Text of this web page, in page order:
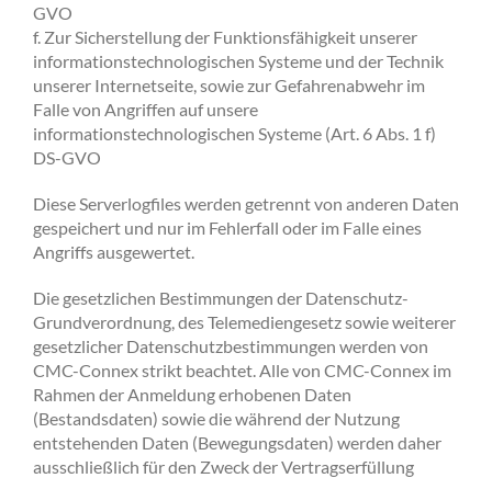
GVO
f. Zur Sicherstellung der Funktionsfähigkeit unserer
informationstechnologischen Systeme und der Technik
unserer Internetseite, sowie zur Gefahrenabwehr im
Falle von Angriffen auf unsere
informationstechnologischen Systeme (Art. 6 Abs. 1 f)
DS-GVO
Diese Serverlogfiles werden getrennt von anderen Daten
gespeichert und nur im Fehlerfall oder im Falle eines
Angriffs ausgewertet.
Die gesetzlichen Bestimmungen der Datenschutz-
Grundverordnung, des Telemediengesetz sowie weiterer
gesetzlicher Datenschutzbestimmungen werden von
CMC-Connex strikt beachtet. Alle von CMC-Connex im
Rahmen der Anmeldung erhobenen Daten
(Bestandsdaten) sowie die während der Nutzung
entstehenden Daten (Bewegungsdaten) werden daher
ausschließlich für den Zweck der Vertragserfüllung